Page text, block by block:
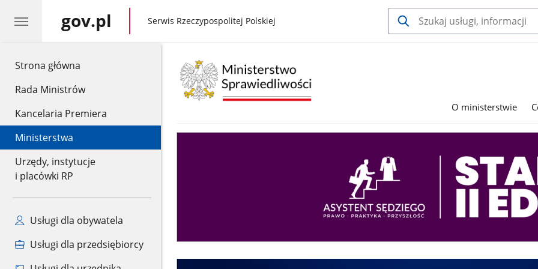
Strona główna
Rada Ministrów
Kancelaria Premiera
Ministerstwa
Urzędy, instytucje
i placówki RP
Usługi dla obywatela
Usługi dla przedsiębiorcy
gov.pl gov.pl
Serwis Rzeczypospolitej Polskiej
O ministerstwie